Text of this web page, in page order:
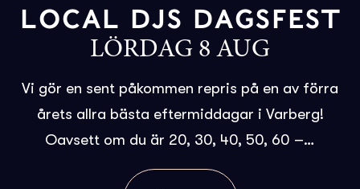
LOCAL DJS DAGSFEST
LÖRDAG 8 AUG
Vi gör en sent påkommen repris på en av förra
årets allra bästa eftermiddagar i Varberg!
Oavsett om du är 20, 30, 40, 50, 60 –…